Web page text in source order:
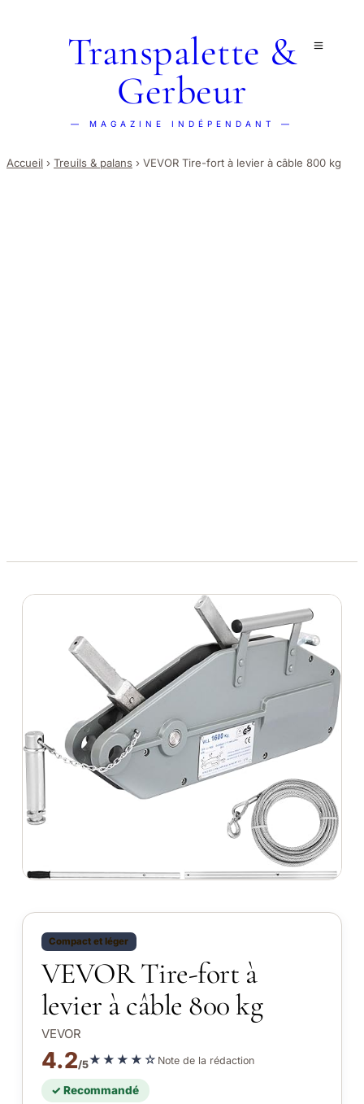
Transpalette &
Gerbeur
— MAGAZINE INDÉPENDANT —
Accueil › Treuils & palans › VEVOR Tire-fort à levier à câble 800 kg
Compact et léger
VEVOR Tire-fort à
levier à câble 800 kg
VEVOR
4.2/5★★★★☆ Note de la rédaction
✓ Recommandé